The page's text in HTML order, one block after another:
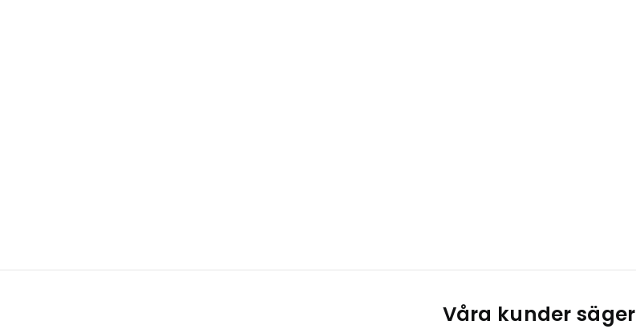
Våra kunder säger